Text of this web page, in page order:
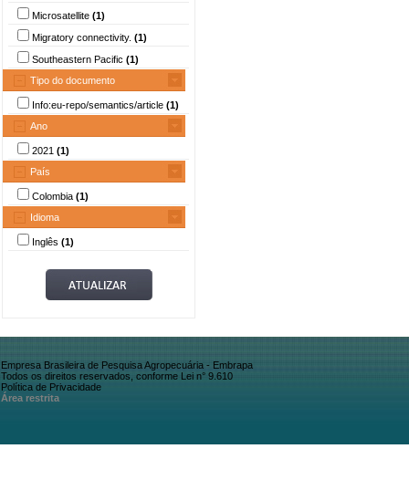
Microsatellite (1)
Migratory connectivity. (1)
Southeastern Pacific (1)
Tipo do documento
Info:eu-repo/semantics/article (1)
Ano
2021 (1)
País
Colombia (1)
Idioma
Inglês (1)
Empresa Brasileira de Pesquisa Agropecuária - Embrapa
Todos os direitos reservados, conforme Lei n° 9.610
Política de Privacidade
Área restrita